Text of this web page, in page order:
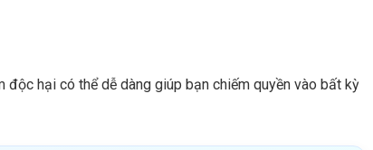
hại có thể dễ dàng giúp bạn chiếm quyền vào bất kỳ